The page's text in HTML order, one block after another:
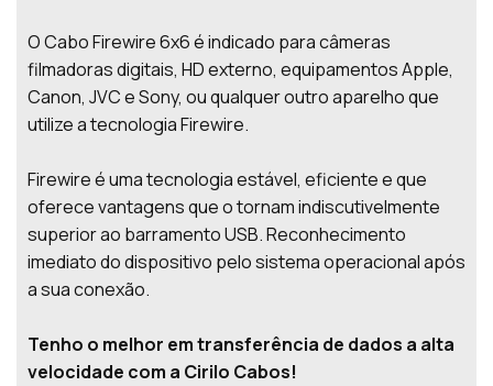
O Cabo Firewire 6x6 é indicado para câmeras
filmadoras digitais, HD externo, equipamentos Apple,
Canon, JVC e Sony, ou qualquer outro aparelho que
utilize a tecnologia Firewire.
Firewire é uma tecnologia estável, eficiente e que
oferece vantagens que o tornam indiscutivelmente
superior ao barramento USB. Reconhecimento
imediato do dispositivo pelo sistema operacional após
a sua conexão.
Tenho o melhor em transferência de dados a alta
velocidade com a Cirilo Cabos!